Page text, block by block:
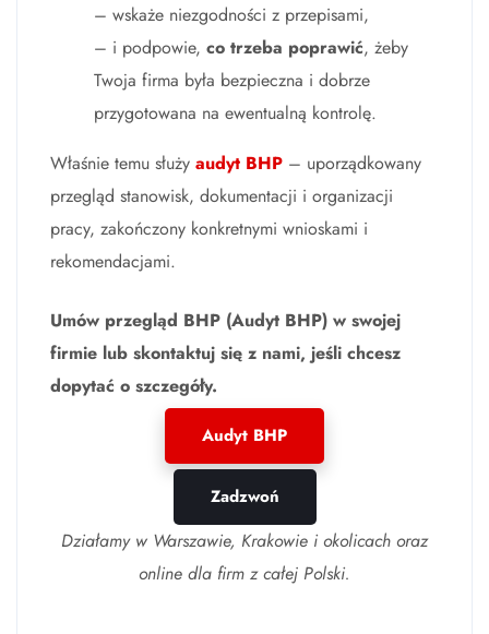
– wskaże niezgodności z przepisami,
– i podpowie, co trzeba poprawić, żeby
Twoja firma była bezpieczna i dobrze
przygotowana na ewentualną kontrolę.
Właśnie temu służy audyt BHP – uporządkowany
przegląd stanowisk, dokumentacji i organizacji
pracy, zakończony konkretnymi wnioskami i
rekomendacjami.
Umów przegląd BHP (Audyt BHP) w swojej
firmie lub skontaktuj się z nami, jeśli chcesz
dopytać o szczegóły.
Audyt BHP
Zadzwoń
Działamy w Warszawie, Krakowie i okolicach oraz
online dla firm z całej Polski.